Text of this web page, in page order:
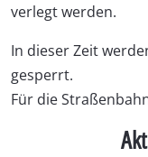
verlegt werden.
In dieser Zeit
gesperrt.
Für die